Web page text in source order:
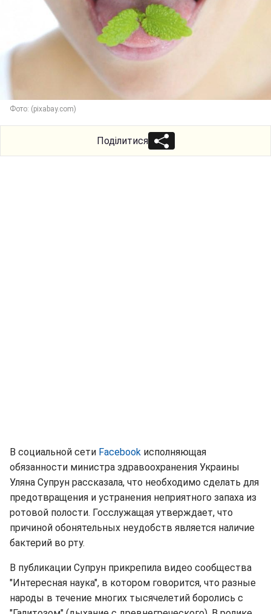
Фото: (pixabay.com)
Поділитися
В социальной сети Facebook исполняющая
обязанности министра здравоохранения Украины
Уляна Супрун рассказала, что необходимо сделать для
предотвращения и устранения неприятного запаха из
ротовой полости. Госслужащая утверждает, что
причиной обонятельных неудобств является наличие
бактерий во рту.
В публикации Супрун прикрепила видео сообщества
"Интересная наука", в котором говорится, что разные
народы в течение многих тысячелетий боролись с